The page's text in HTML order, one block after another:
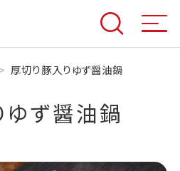
厚切り豚入りゆず醤油鍋
ず醤油鍋